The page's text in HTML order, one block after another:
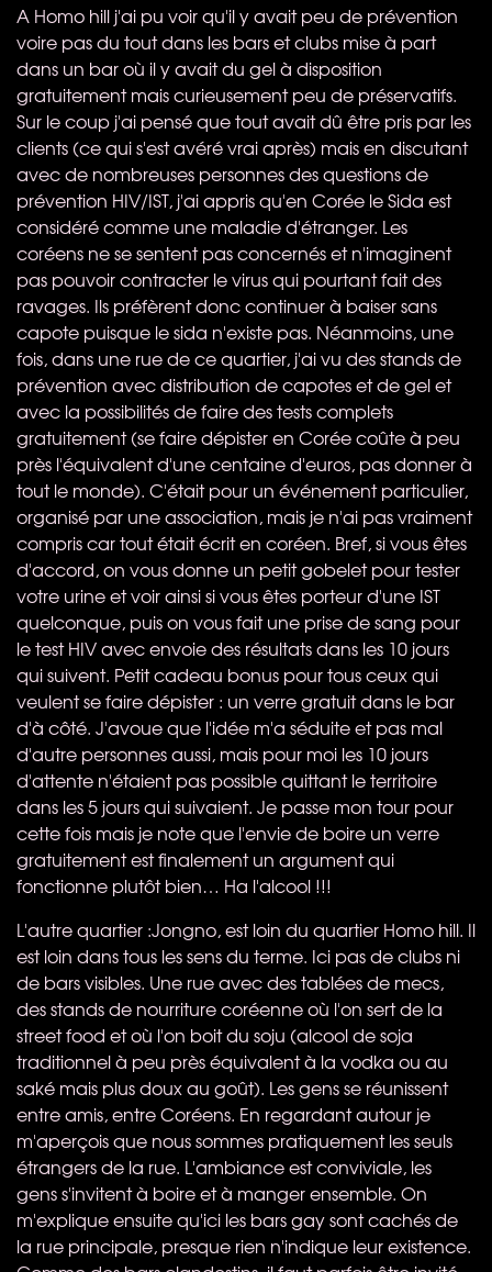
A Homo hill j'ai pu voir qu'il y avait peu de prévention
voire pas du tout dans les bars et clubs mise à part
dans un bar où il y avait du gel à disposition
gratuitement mais curieusement peu de préservatifs.
Sur le coup j'ai pensé que tout avait dû être pris par les
clients (ce qui s'est avéré vrai après) mais en discutant
avec de nombreuses personnes des questions de
prévention HIV/IST, j'ai appris qu'en Corée le Sida est
considéré comme une maladie d'étranger. Les
coréens ne se sentent pas concernés et n'imaginent
pas pouvoir contracter le virus qui pourtant fait des
ravages. Ils préfèrent donc continuer à baiser sans
capote puisque le sida n'existe pas. Néanmoins, une
fois, dans une rue de ce quartier, j'ai vu des stands de
prévention avec distribution de capotes et de gel et
avec la possibilités de faire des tests complets
gratuitement (se faire dépister en Corée coûte à peu
près l'équivalent d'une centaine d'euros, pas donner à
tout le monde). C'était pour un événement particulier,
organisé par une association, mais je n'ai pas vraiment
compris car tout était écrit en coréen. Bref, si vous êtes
d'accord, on vous donne un petit gobelet pour tester
votre urine et voir ainsi si vous êtes porteur d'une IST
quelconque, puis on vous fait une prise de sang pour
le testHIVavec envoie des résultats dans les 10 jours
qui suivent. Petit cadeau bonus pour tous ceux qui
veulent se faire dépister : un verre gratuit dans le bar
d'à côté. J'avoue que l'idée m'a séduite et pas mal
d'autre personnes aussi, mais pour moi les 10 jours
d'attente n'étaient pas possible quittant le territoire
dans les 5 jours qui suivaient. Je passe mon tour pour
cette fois mais je note que l'envie de boire un verre
gratuitement est finalement un argument qui
fonctionne plutôt bien… Ha l'alcool !!!
L'autre quartier :Jongno, est loin du quartier Homo hill. Il
est loin dans tous les sens du terme. Ici pas de clubs ni
de bars visibles. Une rue avec des tablées de mecs,
des stands de nourriture coréenne où l'on sert de la
street food et où l'on boit du soju (alcool de soja
traditionnel à peu près équivalent à la vodka ou au
saké mais plus doux au goût). Les gens se réunissent
entre amis, entre Coréens. En regardant autour je
m'aperçois que nous sommes pratiquement les seuls
étrangers de la rue. L'ambiance est conviviale, les
gens s'invitent à boire et à manger ensemble. On
m'explique ensuite qu'ici les bars gay sont cachés de
la rue principale, presque rien n'indique leur existence.